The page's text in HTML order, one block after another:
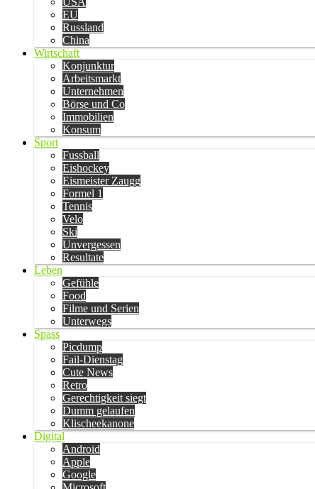
EU
Russland
China
Wirtschaft
Konjunktur
Arbeitsmarkt
Unternehmen
Börse und Co
Immobilien
Konsum
Sport
Fussball
Eishockey
Eismeister Zaugg
Formel 1
Tennis
Velo
Ski
Unvergessen
Resultate
Leben
Gefühle
Food
Filme und Serien
Unterwegs
Spass
Picdump
Fail-Dienstag
Cute News
Retro
Gerechtigkeit siegt
Dumm gelaufen
Klischeekanone
Digital
Android
Apple
Google